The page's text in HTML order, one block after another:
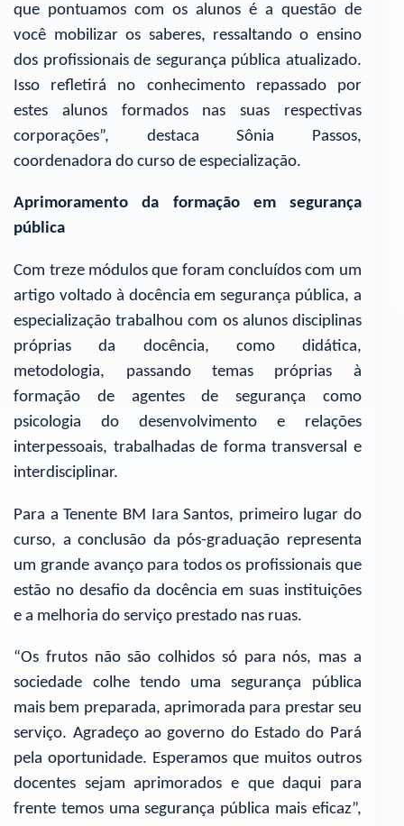
que pontuamos com os alunos é a questão de
você mobilizar os saberes, ressaltando o ensino
dos profissionais de segurança pública atualizado.
Isso refletirá no conhecimento repassado por
estes alunos formados nas suas respectivas
corporações”, destaca Sônia Passos,
coordenadora do curso de especialização.
Aprimoramento da formação em segurança
pública
Com treze módulos que foram concluídos com um
artigo voltado à docência em segurança pública, a
especialização trabalhou com os alunos disciplinas
próprias da docência, como didática,
metodologia, passando temas próprias à
formação de agentes de segurança como
psicologia do desenvolvimento e relações
interpessoais, trabalhadas de forma transversal e
interdisciplinar.
Para a Tenente BM Iara Santos, primeiro lugar do
curso, a conclusão da pós-graduação representa
um grande avanço para todos os profissionais que
estão no desafio da docência em suas instituições
e a melhoria do serviço prestado nas ruas.
“Os frutos não são colhidos só para nós, mas a
sociedade colhe tendo uma segurança pública
mais bem preparada, aprimorada para prestar seu
serviço. Agradeço ao governo do Estado do Pará
pela oportunidade. Esperamos que muitos outros
docentes sejam aprimorados e que daqui para
frente temos uma segurança pública mais eficaz”,